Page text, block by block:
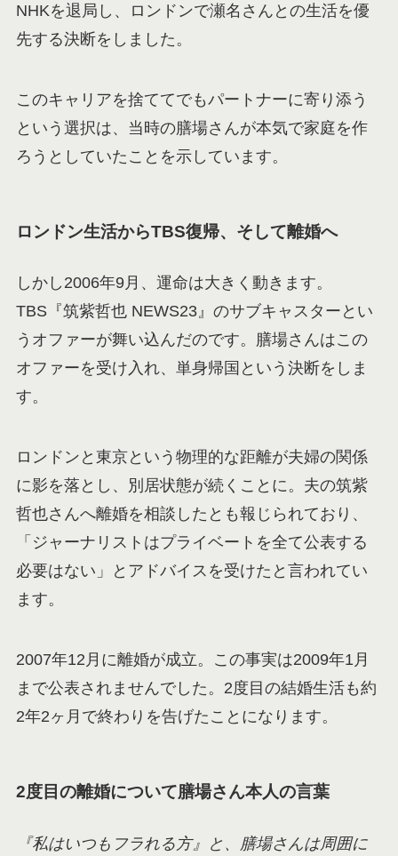
NHKを退局し、ロンドンで瀬名さんとの生活を優
先する決断をしました。
このキャリアを捨ててでもパートナーに寄り添う
という選択は、当時の膳場さんが本気で家庭を作
ろうとしていたことを示しています。
ロンドン生活からTBS復帰、そして離婚へ
しかし2006年9月、運命は大きく動きます。
TBS『筑紫哲也 NEWS23』のサブキャスターとい
うオファーが舞い込んだのです。膳場さんはこの
オファーを受け入れ、単身帰国という決断をしま
す。
ロンドンと東京という物理的な距離が夫婦の関係
に影を落とし、別居状態が続くことに。夫の筑紫
哲也さんへ離婚を相談したとも報じられており、
「ジャーナリストはプライベートを全て公表する
必要はない」とアドバイスを受けたと言われてい
ます。
2007年12月に離婚が成立。この事実は2009年1月
まで公表されませんでした。2度目の結婚生活も約
2年2ヶ月で終わりを告げたことになります。
2度目の離婚について膳場さん本人の言葉
『私はいつもフラれる方』と、膳場さんは周囲に